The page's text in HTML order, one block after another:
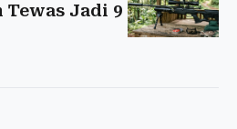
Jadi 9